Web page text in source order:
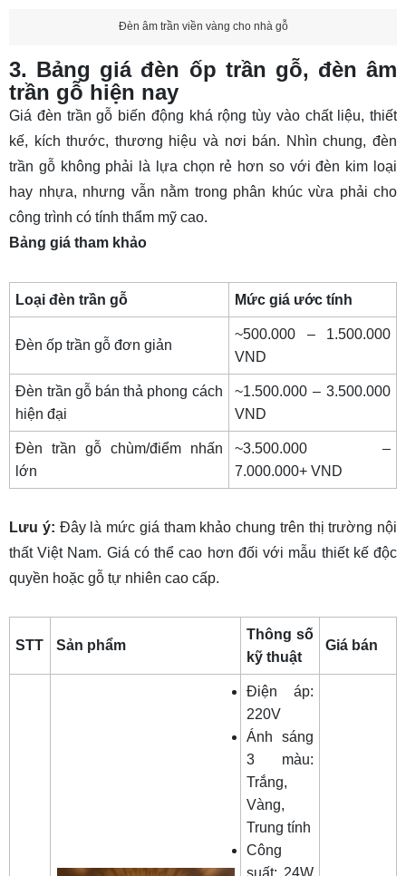
Đèn âm trần viền vàng cho nhà gỗ
3. Bảng giá đèn ốp trần gỗ, đèn âm
trần gỗ hiện nay
Giá đèn trần gỗ biến động khá rộng tùy vào chất liệu, thiết
kế, kích thước, thương hiệu và nơi bán. Nhìn chung, đèn
trần gỗ không phải là lựa chọn rẻ hơn so với đèn kim loại
hay nhựa, nhưng vẫn nằm trong phân khúc vừa phải cho
công trình có tính thẩm mỹ cao.
Bảng giá tham khảo
Loại đèn trần gỗ Mức giá ước tính
Đèn ốp trần gỗ đơn giản
~500.000 – 1.500.000
VND
Đèn trần gỗ bán thả phong cách
hiện đại
~1.500.000 – 3.500.000
VND
Đèn trần gỗ chùm/điểm nhấn
lớn
~3.500.000 –
7.000.000+ VND
Lưu ý: Đây là mức giá tham khảo chung trên thị trường nội
thất Việt Nam. Giá có thể cao hơn đối với mẫu thiết kế độc
quyền hoặc gỗ tự nhiên cao cấp.
STT Sản phẩm
Thông số
kỹ thuật
Giá bán
Điện áp:
220V
Ánh sáng
3 màu:
Trắng,
Vàng,
Trung tính
Công